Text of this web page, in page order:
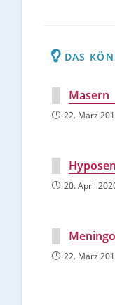
DAS
Masern
22. März
20. April
22. März